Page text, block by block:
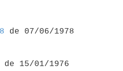
de 07/06/1978
de 15/01/1976